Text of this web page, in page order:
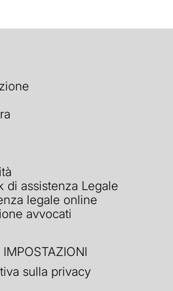
di assistenza Legale
legale online
avvocati
IMPOSTAZIONI
sulla privacy